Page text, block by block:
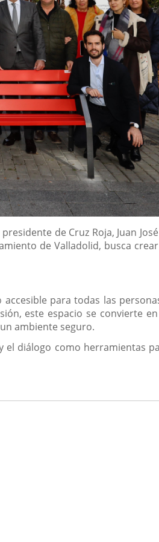
de Cruz Roja, Juan
de Valladolid, busca
para todas las
este espacio se convierte
ambiente seguro.
diálogo como herramientas